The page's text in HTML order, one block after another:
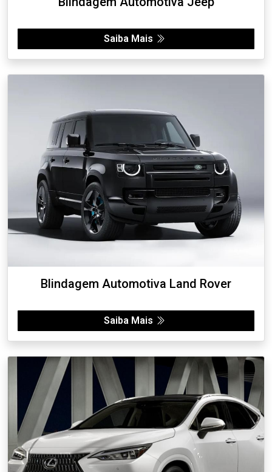
Saiba Mais
Blindagem Automotiva Land Rover
Saiba Mais